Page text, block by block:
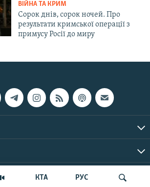
КТА РУС
ВІЙНА ТА КРИМ
Сорок днів, сорок ночей. Про
результати кримської операції з
примусу Росії до миру
© Крим.Реалії, 2026 | Усі права застережено.